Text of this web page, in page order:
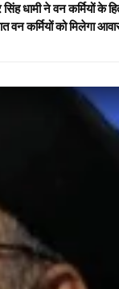
धामी ने वन कर्मियों के
वन कर्मियों को मिलेगा